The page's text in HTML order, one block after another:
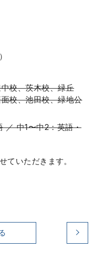
”
校、茨木校、緑丘
校、池田校、緑地公
／ 中1〜中2：英語・
ていただきます。